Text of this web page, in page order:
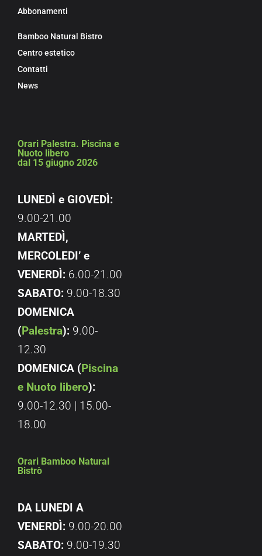
Abbonamenti
Bamboo Natural Bistro
Centro estetico
Contatti
News
Orari Palestra. Piscina e
Nuoto libero
dal 15 giugno 2026
LUNEDÌ e GIOVEDÌ:
9.00-21.00
MARTEDÌ,
MERCOLEDI’ e
VENERDÌ: 6.00-21.00
SABATO: 9.00-18.30
DOMENICA
(Palestra): 9.00-
12.30
DOMENICA (Piscina
e Nuoto libero):
9.00-12.30 | 15.00-
18.00
Orari Bamboo Natural
Bistrò
DA LUNEDI A
VENERDÌ: 9.00-20.00
SABATO: 9.00-19.30